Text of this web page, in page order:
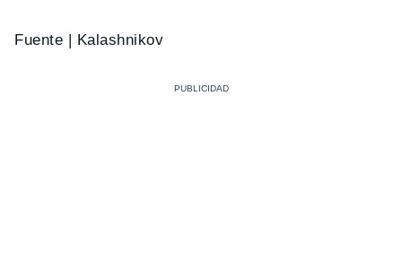
Fuente | Kalashnikov